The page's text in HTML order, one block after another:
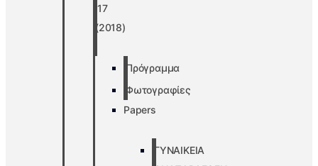
’17
(2018)
Πρόγραμμα
Φωτογραφίες
Papers
ΓΥΝΑΙΚΕΙΑ